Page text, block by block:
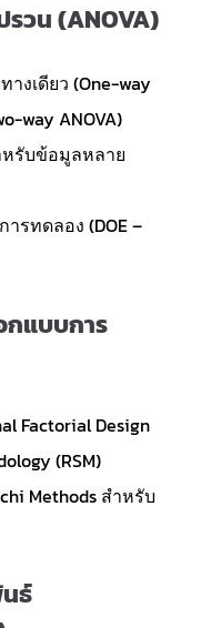
รวน (ANOVA)
างเดียว (One-way
way ANOVA)
หรับข้อมูลหลาย
รทดลอง (DOE –
กแบบการ
Factorial Design
(RSM)
Methods สำหรับ
ธ์